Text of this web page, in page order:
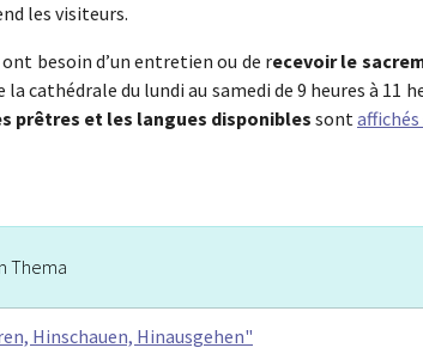
les visiteurs.
besoin d’un entretien ou de recevoir le
cathédrale du lundi au samedi de 9 heures à 11
prêtres et les langues disponibles sont
Thema
Hinschauen, Hinausgehen"